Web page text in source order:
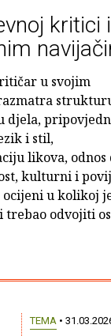
kritici i
u svojim
djela,
i stil,
likova, odnos
kulturni i
u kolikoj
trebao odvojiti
TEMA•